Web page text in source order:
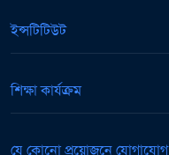
ইন্সটিটিউট
শিক্ষা কার্যক্রম
যে কোনো প্রয়োজনে যোগাযোগ